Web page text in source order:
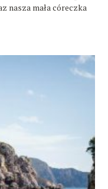
nasza mała córeczka